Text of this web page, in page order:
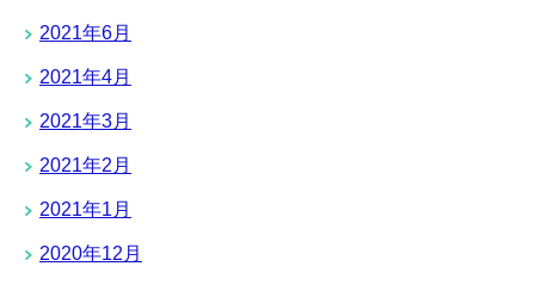
2021年6月
2021年4月
2021年3月
2021年2月
2021年1月
2020年12月